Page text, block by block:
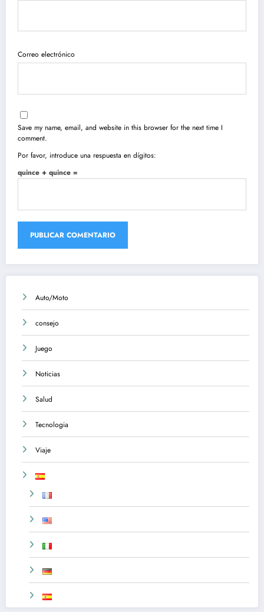
Correo electrónico
Save my name, email, and website in this browser for the next time I
comment.
Por favor, introduce una respuesta en dígitos:
quince + quince =
Auto/Moto
consejo
Juego
Noticias
Salud
Tecnologia
Viaje